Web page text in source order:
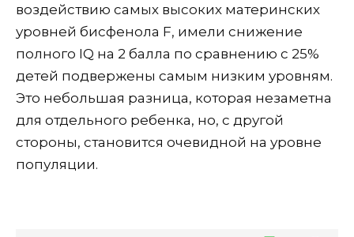
воздействию самых высоких материнских
уровней бисфенола F, имели снижение
полного IQ на 2 балла по сравнению с 25%
детей подвержены самым низким уровням.
Это небольшая разница, которая незаметна
для отдельного ребенка, но, с другой
стороны, становится очевидной на уровне
популяции.